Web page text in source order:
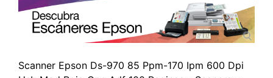
Scanner Epson Ds-970 85 Ppm-170 Ipm 600 Dpi